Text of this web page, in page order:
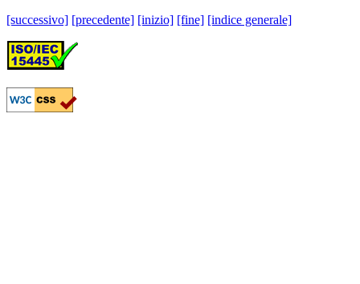
[successivo] [precedente] [inizio] [fine] [indice generale]